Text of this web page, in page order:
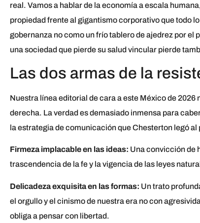
real. Vamos a hablar de la economía a escala
propiedad frente al gigantismo corporativo que todo
gobernanza no como un frío tablero de ajedrez por el
una sociedad que pierde su salud vincular pierde
Las dos armas de la
Nuestra línea editorial de cara a este México de
derecha. La verdad es demasiado inmensa para
la estrategia de comunicación que Chesterton legó
Firmeza implacable en las ideas: Una convicción de
trascendencia de la fe y la vigencia de las leyes
Delicadeza exquisita en las formas: Un trato
el orgullo y el cinismo de nuestra era no con
obliga a pensar con libertad.